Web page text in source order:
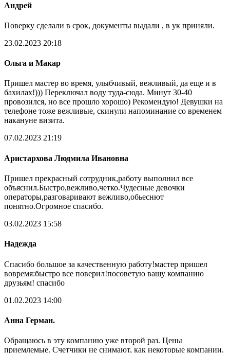
Андрей
Поверку сделали в срок, документы выдали , в ук приняли.
23.02.2023 20:18
Ольга и Макар
Пришел мастер во время, улыбчивый, вежливый, да еще и в
бахилах!))) Переключал воду туда-сюда. Минут 30-40
провозился, но все прошло хорошо) Рекомендую! Девушки на
телефоне тоже вежливые, скинули напоминание со временем
накануне визита.
07.02.2023 21:19
Аристархова Людмила Ивановна
Пришел прекрасный сотрудник,работу выполнил все
объяснил.Быстро,вежливо,четко.Чудесные девочки
операторы,разговаривают вежливо,обьеснют
понятно.Огромное спасибо.
03.02.2023 15:58
Надежда
Спасибо большое за качественную работу!мастер пришел
вовремя:быстро все поверил!посоветую вашу компанию
друзьям! спасибо
01.02.2023 14:00
Анна Герман.
Обращаюсь в эту компанию уже второй раз. Цены
приемлемые. Счетчики не снимают, как некоторые компании.